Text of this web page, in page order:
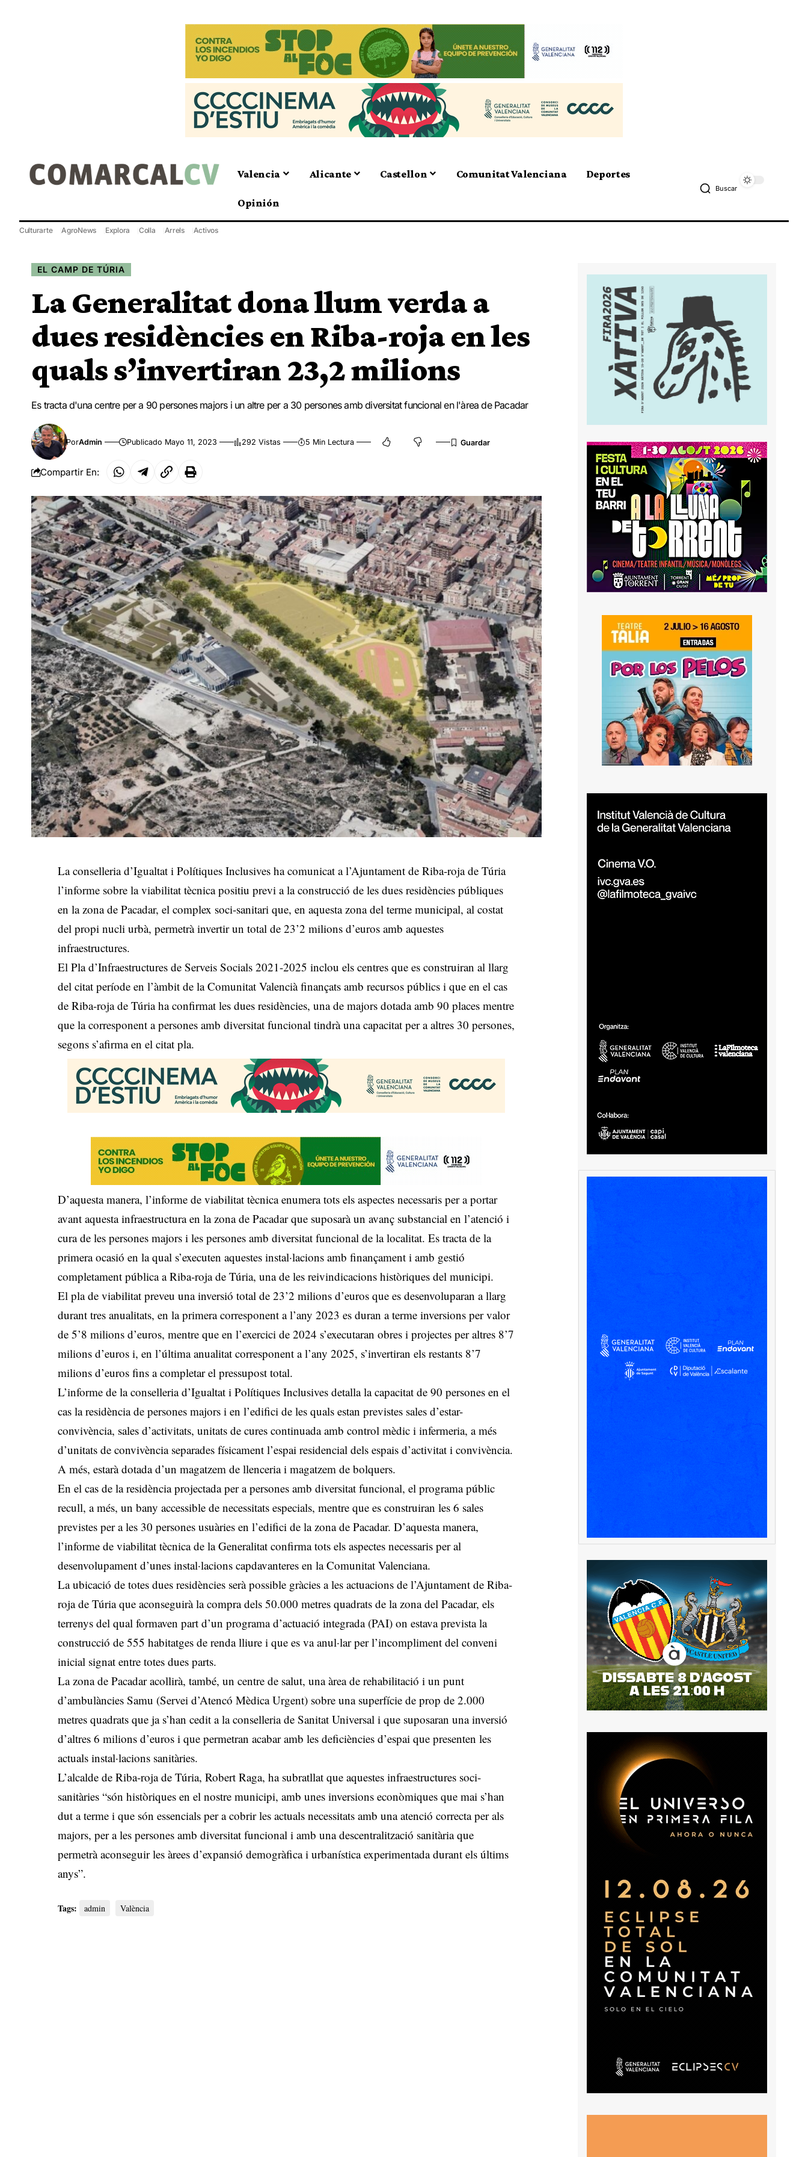
Valencia Alicante Castellon Comunitat Valenciana Deportes
Opinión
Buscar
Culturarte AgroNews Explora Colla Arrels Activos
EL CAMP DE TÚRIA
La Generalitat dona llum verda a
dues residències en Riba-roja en les
quals s’invertiran 23,2 milions
Es tracta d'una centre per a 90 persones majors i un altre per a 30 persones amb diversitat funcional en l'àrea de Pacadar
PorAdmin Publicado Mayo 11, 2023 292 Vistas 5 Min Lectura
Compartir En:
La conselleria d’Igualtat i Polítiques Inclusives ha comunicat a l’Ajuntament de Riba-roja de Túria
l’informe sobre la viabilitat tècnica positiu previ a la construcció de les dues residències públiques
en la zona de Pacadar, el complex soci-sanitari que, en aquesta zona del terme municipal, al costat
del propi nucli urbà, permetrà invertir un total de 23’2 milions d’euros amb aquestes
infraestructures.
El Pla d’Infraestructures de Serveis Socials 2021-2025 inclou els centres que es construiran al llarg
del citat període en l’àmbit de la Comunitat Valencià finançats amb recursos públics i que en el cas
de Riba-roja de Túria ha confirmat les dues residències, una de majors dotada amb 90 places mentre
que la corresponent a persones amb diversitat funcional tindrà una capacitat per a altres 30 persones,
segons s’afirma en el citat pla.
D’aquesta manera, l’informe de viabilitat tècnica enumera tots els aspectes necessaris per a portar
avant aquesta infraestructura en la zona de Pacadar que suposarà un avanç substancial en l’atenció i
cura de les persones majors i les persones amb diversitat funcional de la localitat. Es tracta de la
primera ocasió en la qual s’executen aquestes instal·lacions amb finançament i amb gestió
completament pública a Riba-roja de Túria, una de les reivindicacions històriques del municipi.
El pla de viabilitat preveu una inversió total de 23’2 milions d’euros que es desenvoluparan a llarg
durant tres anualitats, en la primera corresponent a l’any 2023 es duran a terme inversions per valor
de 5’8 milions d’euros, mentre que en l’exercici de 2024 s’executaran obres i projectes per altres 8’7
milions d’euros i, en l’última anualitat corresponent a l’any 2025, s’invertiran els restants 8’7
milions d’euros fins a completar el pressupost total.
L’informe de la conselleria d’Igualtat i Polítiques Inclusives detalla la capacitat de 90 persones en el
cas la residència de persones majors i en l’edifici de les quals estan previstes sales d’estar-
convivència, sales d’activitats, unitats de cures continuada amb control mèdic i infermeria, a més
d’unitats de convivència separades físicament l’espai residencial dels espais d’activitat i convivència.
A més, estarà dotada d’un magatzem de llenceria i magatzem de bolquers.
En el cas de la residència projectada per a persones amb diversitat funcional, el programa públic
recull, a més, un bany accessible de necessitats especials, mentre que es construiran les 6 sales
previstes per a les 30 persones usuàries en l’edifici de la zona de Pacadar. D’aquesta manera,
l’informe de viabilitat tècnica de la Generalitat confirma tots els aspectes necessaris per al
desenvolupament d’unes instal·lacions capdavanteres en la Comunitat Valenciana.
La ubicació de totes dues residències serà possible gràcies a les actuacions de l’Ajuntament de Riba-
roja de Túria que aconseguirà la compra dels 50.000 metres quadrats de la zona del Pacadar, els
terrenys del qual formaven part d’un programa d’actuació integrada (PAI) on estava prevista la
construcció de 555 habitatges de renda lliure i que es va anul·lar per l’incompliment del conveni
inicial signat entre totes dues parts.
La zona de Pacadar acollirà, també, un centre de salut, una àrea de rehabilitació i un punt
d’ambulàncies Samu (Servei d’Atencó Mèdica Urgent) sobre una superfície de prop de 2.000
metres quadrats que ja s’han cedit a la conselleria de Sanitat Universal i que suposaran una inversió
d’altres 6 milions d’euros i que permetran acabar amb les deficiències d’espai que presenten les
actuals instal·lacions sanitàries.
L’alcalde de Riba-roja de Túria, Robert Raga, ha subratllat que aquestes infraestructures soci-
sanitàries “són històriques en el nostre municipi, amb unes inversions econòmiques que mai s’han
dut a terme i que són essencials per a cobrir les actuals necessitats amb una atenció correcta per als
majors, per a les persones amb diversitat funcional i amb una descentralització sanitària que
permetrà aconseguir les àrees d’expansió demogràfica i urbanística experimentada durant els últims
anys”.
Tags: admin València